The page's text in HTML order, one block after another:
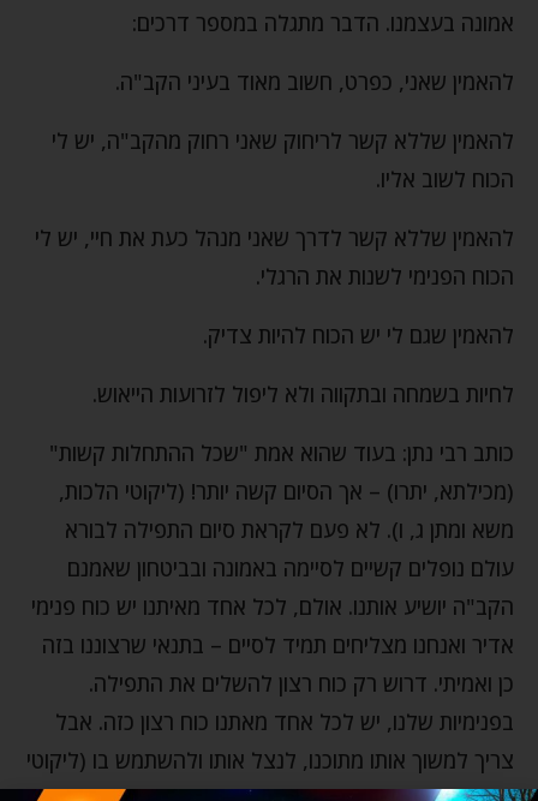
אמונה בעצמנו. הדבר מתגלה במספר דרכים:
להאמין שאני, כפרט, חשוב מאוד בעיני הקב"ה.
להאמין שללא קשר לריחוק שאני רחוק מהקב"ה, יש לי
הכוח לשוב אליו.
להאמין שללא קשר לדרך שאני מנהל כעת את חיי, יש לי
הכוח הפנימי לשנות את הרגלי.
להאמין שגם לי יש הכוח להיות צדיק.
לחיות בשמחה ובתקווה ולא ליפול לזרועות הייאוש.
כותב רבי נתן: בעוד שהוא אמת "שכל ההתחלות קשות"
(מכילתא, יתרו) – אך הסיום קשה יותר! (ליקוטי הלכות,
משא ומתן ג, ו). לא פעם לקראת סיום התפילה לבורא
עולם נופלים קשיים לסיימה באמונה ובביטחון שאמנם
הקב"ה יושיע אותנו. אולם, לכל אחד מאיתנו יש כוח פנימי
אדיר ואנחנו מצליחים תמיד לסיים – בתנאי שרצוננו בזה
כן ואמיתי. דרוש רק כוח רצון להשלים את התפילה.
בפנימיות שלנו, יש לכל אחד מאתנו כוח רצון כזה. אבל
צריך למשוך אותו מתוכנו, לנצל אותו ולהשתמש בו (ליקוטי